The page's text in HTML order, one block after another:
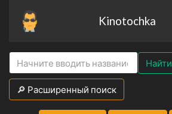
Kinotochka
Найти
🔎 Расширенный поиск